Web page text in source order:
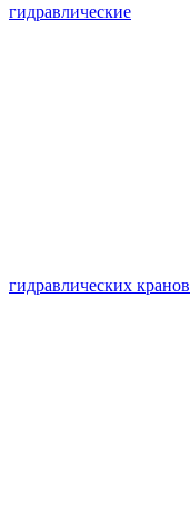
гидравлические
гидравлических кранов